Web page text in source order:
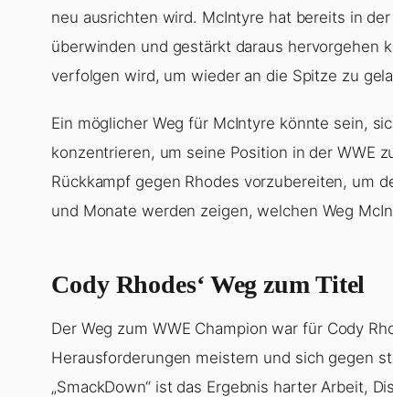
neu ausrichten wird. McIntyre hat bereits in
überwinden und gestärkt daraus hervorgehen
verfolgen wird, um wieder an die Spitze zu
Ein möglicher Weg für McIntyre könnte sein,
konzentrieren, um seine Position in der WWE
Rückkampf gegen Rhodes vorzubereiten, um
und Monate werden zeigen, welchen Weg
Cody Rhodes‘ Weg zum Titel
Der Weg zum WWE Champion war für Cody
Herausforderungen meistern und sich gegen
„SmackDown“ ist das Ergebnis harter Arbeit,